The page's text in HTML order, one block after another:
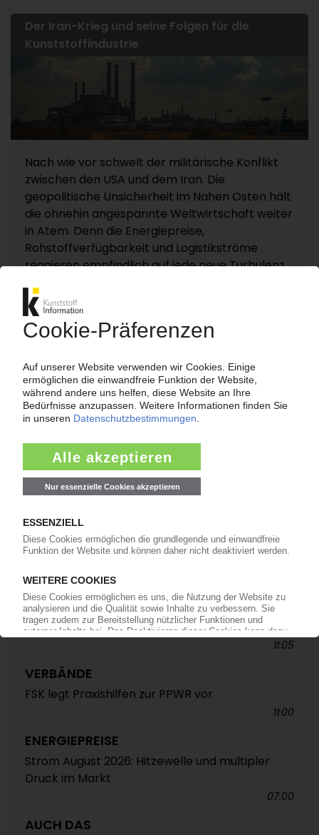
Der Iran-Krieg und seine Folgen für die
Kunststoffindustrie
Nach wie vor schwelt der militärische Konflikt
zwischen den USA und dem Iran. Die
geopolitische Unsicherheit im Nahen Osten hält
die ohnehin angespannte Weltwirtschaft weiter
in Atem. Denn die Energiepreise,
Rohstoffverfügbarkeit und Logistikströme
reagieren empfindlich auf jede neue Turbulenz.
KI – Kunststoff Information dokumentiert und
analysiert die für die Polymermärkte
entscheidenden Entwicklungen rund um die
Themenseite „Nahost-Konflikt“.
Zur Themenseite...
Nachrichten
LANXESS
Preiserhöhung für Adipinsäure / Folge des
ALTAUTO-RECYCLING
TecPart: Verband ruft zur Teilnahme an EU-
Konsultation zum Rezyklatanteil auf /
Öffentliche Webkonferenz soll Industrieposition
abstimmen
11:05
VERBÄNDE
FSK legt Praxishilfen zur PPWR vor
11:00
ENERGIEPREISE
Strom August 2026: Hitzewelle und multipler
Druck im Markt
07:00
AUCH DAS